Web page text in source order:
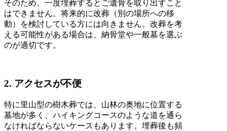
そのため、一度埋葬するとご遺骨を取り出すこと
はできません。将来的に改葬（別の場所への移
動）を検討している方には向きません。改葬を考
える可能性がある場合は、納骨堂や一般墓を選ぶ
のが適切です。
2. アクセスが不便
特に里山型の樹木葬では、山林の奥地に位置する
墓地が多く、ハイキングコースのような道を通ら
なければならないケースもあります。埋葬後も頻